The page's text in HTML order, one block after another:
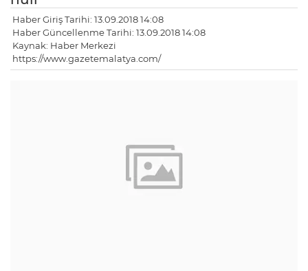
Haber Giriş Tarihi: 13.09.2018 14:08
Haber Güncellenme Tarihi: 13.09.2018 14:08
Kaynak: Haber Merkezi
https://www.gazetemalatya.com/